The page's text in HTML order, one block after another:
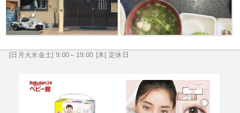
[日月火水金土] 9:00～19:00 [木] 定休日